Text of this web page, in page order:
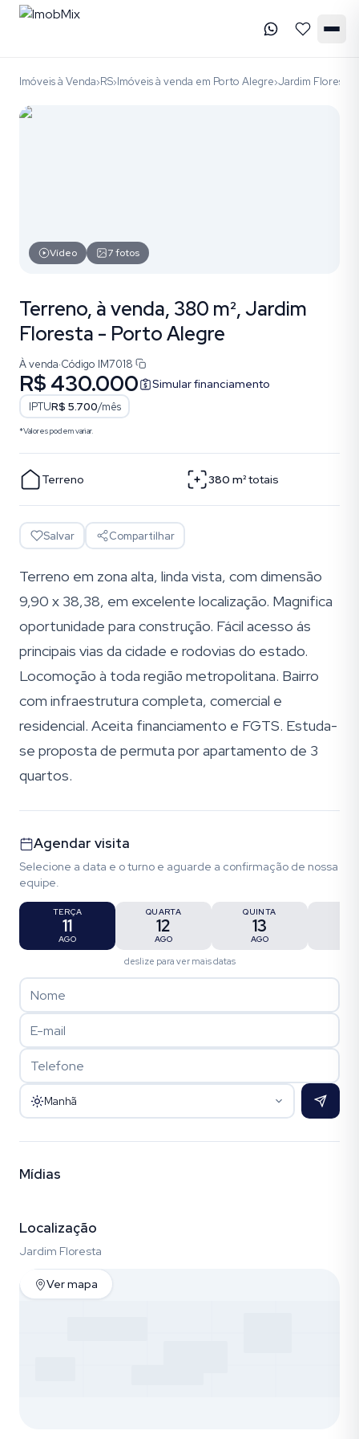
Imóveis à Venda›RS›Imóveis à venda em Porto Alegre›Jardim Floresta
Vídeo 7fotos
Terreno, à venda, 380 m², Jardim
Floresta - Porto Alegre
À venda·Código IM7018
R$ 430.000 Simular financiamento
IPTUR$ 5.700/mês
*Valores podem variar.
Terreno 380 m²totais
Salvar Compartilhar
Terreno em zona alta, linda vista, com dimensão
9,90 x 38,38, em excelente localização. Magnifica
oportunidade para construção. Fácil acesso ás
principais vias da cidade e rodovias do estado.
Locomoção à toda região metropolitana. Bairro
com infraestrutura completa, comercial e
residencial. Aceita financiamento e FGTS. Estuda-
se proposta de permuta por apartamento de 3
quartos.
Agendar visita
Selecione a data e o turno e aguarde a confirmação de nossa
equipe.
TERÇA
11
AGO
QUARTA
12
AGO
QUINTA
13
AGO
deslize para ver mais datas
Manhã
Mídias
Localização
Jardim Floresta
Ver mapa